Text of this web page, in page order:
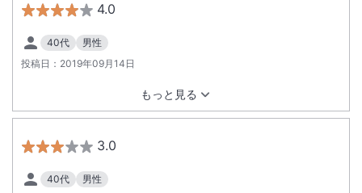
4.0
40代
男性
投稿日： 2019年09月14日
もっと見る
3.0
40代
男性